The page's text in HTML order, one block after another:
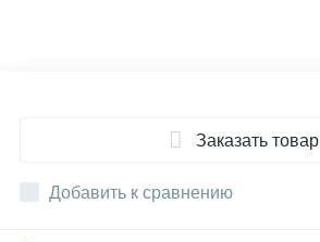
Заказать товар
Добавить к сравнению